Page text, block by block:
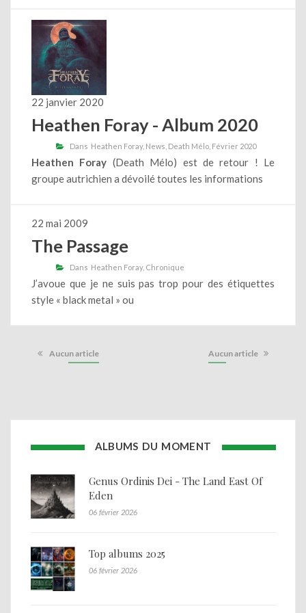
22 janvier 2020
Heathen Foray - Album 2020
Dans Heathen Foray News Death Mélo Février 2020
Heathen Foray (Death Mélo) est de retour ! Le
groupe autrichien a dévoilé toutes les informations
22 mai 2009
The Passage
Dans Heathen Foray Chronique
J’avoue que je ne suis pas trop pour des étiquettes
style « black metal » ou
Aucun article Aucun article
ALBUMS DU MOMENT
Genus Ordinis Dei - The Land East Of
Eden
06 février 2026
Top albums 2025
06 février 2026